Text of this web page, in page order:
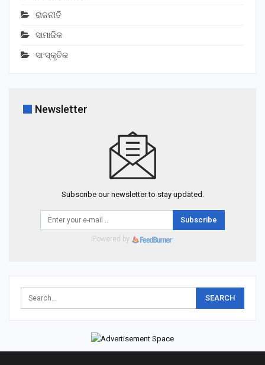
ରାଜନୀତି
ସାମାଜିକ
ସାଂସ୍କୃତିକ
Newsletter
Subscribe our newsletter to stay updated.
Subscribe
Powered by